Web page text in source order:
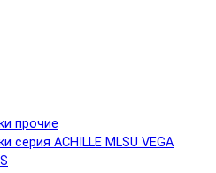
прочие
серия ACHILLE MLSU VEGA